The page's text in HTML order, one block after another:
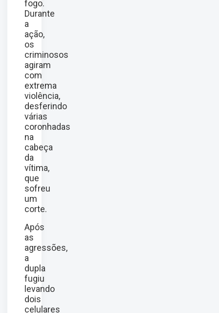
fogo.
Durante
a
ação,
os
criminosos
agiram
com
extrema
violência,
desferindo
várias
coronhadas
na
cabeça
da
vítima,
que
sofreu
um
corte.
Após
as
agressões,
a
dupla
fugiu
levando
dois
celulares